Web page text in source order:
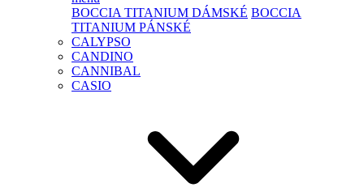
BOCCIA TITANIUM DÁMSKÉ BOCCIA
TITANIUM PÁNSKÉ
CALYPSO
CANDINO
CANNIBAL
CASIO